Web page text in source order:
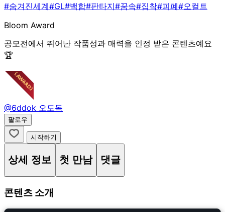
#숨겨진세계#GL#백합#판타지#꿈속#집착#피폐#오컬트
Bloom Award
공모전에서 뛰어난 작품성과 매력을 인정 받은 콘텐츠예요
🏆
@6ddok 오도독
팔로우
시작하기
상세 정보 첫 만남 댓글
콘텐츠 소개